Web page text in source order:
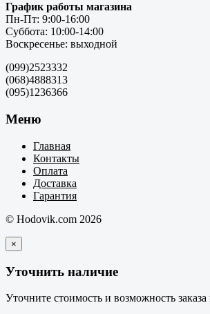
График работы магазина
Пн-Пт: 9:00-16:00
Суббота: 10:00-14:00
Воскресенье: выходной
(099)2523332
(068)4888313
(095)1236366
Меню
Главная
Контакты
Оплата
Доставка
Гарантия
© Hodovik.com 2026
×
Уточнить наличие
Уточните стоимость и возможность